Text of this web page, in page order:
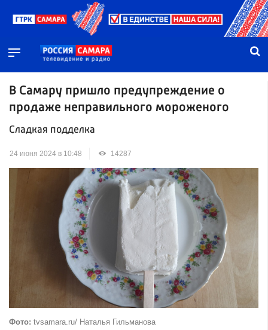
В Самару пришло предупреждение о
продаже неправильного мороженого
Сладкая подделка
24 июня 2024 в 10:48 14287
Фото: tvsamara.ru/ Наталья Гильманова